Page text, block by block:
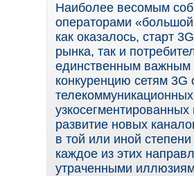
Наиболее весомым
операторами «большой
как оказалось, старт
рынка, так и
единственным важным
конкуренцию сетям
развитие новых
в той или иной
каждое из этих
утраченными